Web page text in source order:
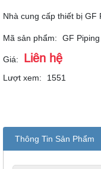
Nhà cung cấp thiết bị GF
Mã sản phẩm: GF
Giá: Liên hệ
Lượt xem: 1551
Thông Tin Sản Phẩm